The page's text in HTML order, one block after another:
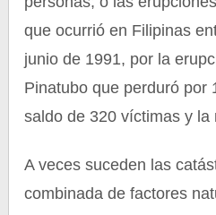
que ocurrió en Filipinas
junio de 1991, por la
Pinatubo que perduró por
saldo de 320 víctimas y la
A veces suceden las
combinada de factores